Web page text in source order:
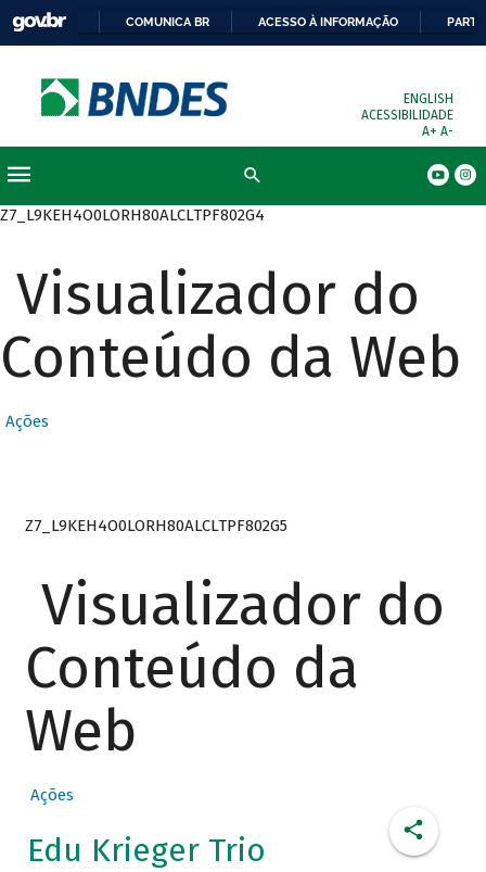
COMUNICA BR ACESSO À INFORMAÇÃO
ENGLISH
ACESSIBILIDADE
A+ A-
Z7_L9KEH4O0LORH80ALCLTPF802G4
Visualizador do
Conteúdo da Web
Ações
Z7_L9KEH4O0LORH80ALCLTPF802G5
Visualizador do
Conteúdo da
Web
Ações
Edu Krieger Trio